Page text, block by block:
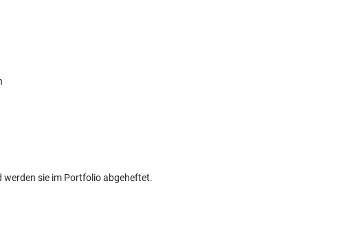
werden sie im Portfolio abgeheftet.